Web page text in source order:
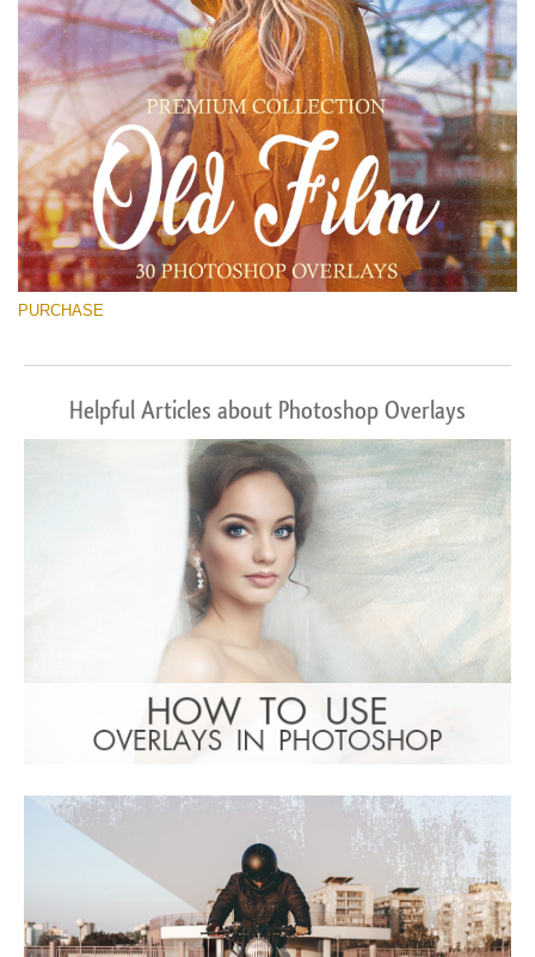
PURCHASE
Helpful Articles about Photoshop Overlays